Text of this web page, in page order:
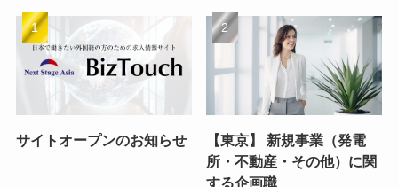
サイトオープンのお知らせ
【東京】 新規事業（発電
所・不動産・その他）に関
する企画職